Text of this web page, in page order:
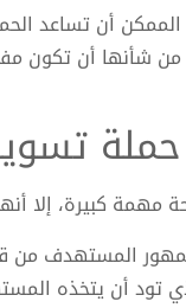
الممكن أن تساعد
من شأنها أن
مهمة كبيرة، إلا
المستهدف من
تود أن يتخذه